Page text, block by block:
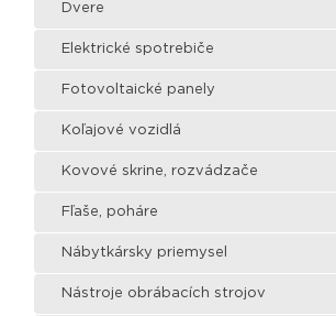
Dvere
Elektrické spotrebiče
Fotovoltaické panely
Koľajové vozidlá
Kovové skrine, rozvádzače
Fľaše, poháre
Nábytkársky priemysel
Nástroje obrábacích strojov